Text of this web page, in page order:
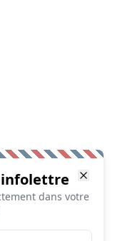
infolettre
dans votre